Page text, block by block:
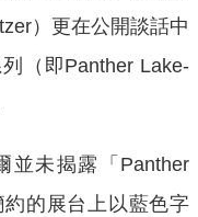
）更在公開談話中
（即Panther Lake-
並未揭露「Panther
的展台上以藍色字